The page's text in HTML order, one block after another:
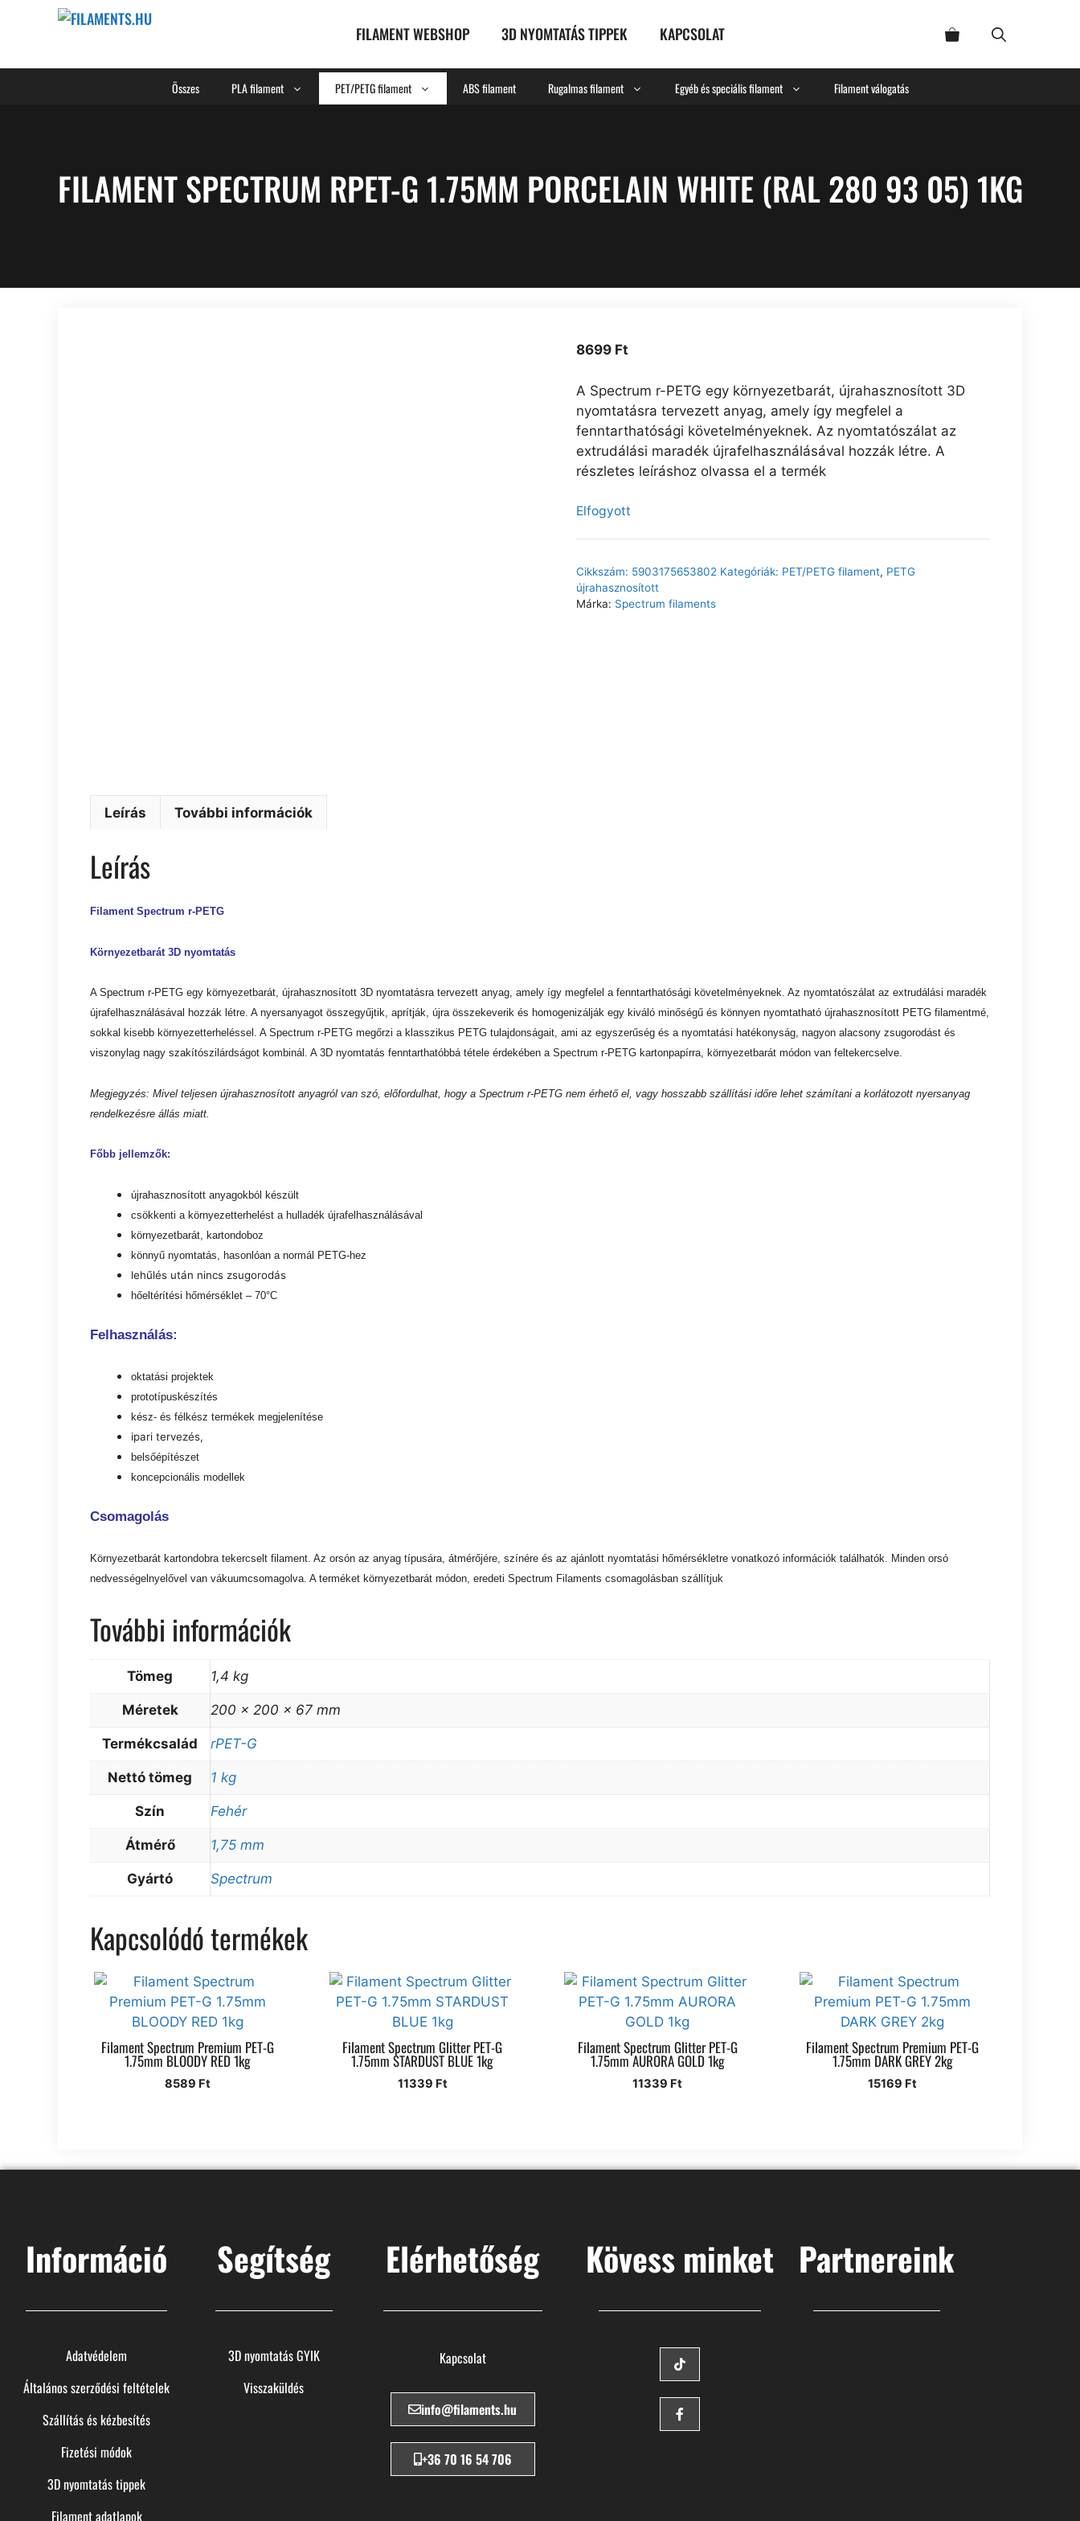
FILAMENT WEBSHOP 3D NYOMTATÁS TIPPEK KAPCSOLAT
Összes PLA filament PET/PETG filament ABS filament Rugalmas filament Egyéb és speciális filament Filament válogatás
FILAMENT SPECTRUM RPET-G 1.75MM PORCELAIN WHITE (RAL 280 93 05) 1KG
8699 Ft
A Spectrum r-PETG egy környezetbarát, újrahasznosított 3D
nyomtatásra tervezett anyag, amely így megfelel a
fenntarthatósági követelményeknek. Az nyomtatószálat az
extrudálási maradék újrafelhasználásával hozzák létre. A
részletes leíráshoz olvassa el a termék
Elfogyott
Cikkszám: 5903175653802 Kategóriák: PET/PETG filament, PETG
újrahasznosított
Márka: Spectrum filaments
Leírás További információk
Leírás
Filament Spectrum r-PETG
Környezetbarát 3D nyomtatás
A Spectrum r-PETG egy környezetbarát, újrahasznosított 3D nyomtatásra tervezett anyag, amely így megfelel a fenntarthatósági követelményeknek. Az nyomtatószálat az extrudálási maradék
újrafelhasználásával hozzák létre. A nyersanyagot összegyűjtik, aprítják, újra összekeverik és homogenizálják egy kiváló minőségű és könnyen nyomtatható újrahasznosított PETG filamentmé,
sokkal kisebb környezetterheléssel. A Spectrum r-PETG megőrzi a klasszikus PETG tulajdonságait, ami az egyszerűség és a nyomtatási hatékonyság, nagyon alacsony zsugorodást és
viszonylag nagy szakítószilárdságot kombinál. A 3D nyomtatás fenntarthatóbbá tétele érdekében a Spectrum r-PETG kartonpapírra, környezetbarát módon van feltekercselve.
Megjegyzés: Mivel teljesen újrahasznosított anyagról van szó, előfordulhat, hogy a Spectrum r-PETG nem érhető el, vagy hosszabb szállítási időre lehet számítani a korlátozott nyersanyag
rendelkezésre állás miatt.
Főbb jellemzők:
újrahasznosított anyagokból készült
csökkenti a környezetterhelést a hulladék újrafelhasználásával
környezetbarát, kartondoboz
könnyű nyomtatás, hasonlóan a normál PETG-hez
lehűlés után nincs zsugorodás
hőeltérítési hőmérséklet – 70°C
Felhasználás:
oktatási projektek
prototípuskészítés
kész- és félkész termékek megjelenítése
ipari tervezés,
belsőépítészet
koncepcionális modellek
Csomagolás
Környezetbarát kartondobra tekercselt filament. Az orsón az anyag típusára, átmérőjére, színére és az ajánlott nyomtatási hőmérsékletre vonatkozó információk találhatók. Minden orsó
nedvességelnyelővel van vákuumcsomagolva. A terméket környezetbarát módon, eredeti Spectrum Filaments csomagolásban szállítjuk
További információk
Tömeg 1,4 kg
Méretek 200 × 200 × 67 mm
Termékcsalád rPET-G
Nettó tömeg 1 kg
Szín Fehér
Átmérő 1,75 mm
Gyártó Spectrum
Kapcsolódó termékek
Filament Spectrum Premium PET-G
1.75mm BLOODY RED 1kg
8589 Ft
Filament Spectrum Glitter PET-G
1.75mm STARDUST BLUE 1kg
11339 Ft
Filament Spectrum Glitter PET-G
1.75mm AURORA GOLD 1kg
11339 Ft
Filament Spectrum Premium PET-G
1.75mm DARK GREY 2kg
15169 Ft
Információ
Adatvédelem
Általános szerződési feltételek
Szállítás és kézbesítés
Fizetési módok
3D nyomtatás tippek
Filament adatlapok
Segítség
3D nyomtatás GYIK
Visszaküldés
Elérhetőség
Kapcsolat
info@filaments.hu
+36 70 16 54 706
Kövess minket Partnereink